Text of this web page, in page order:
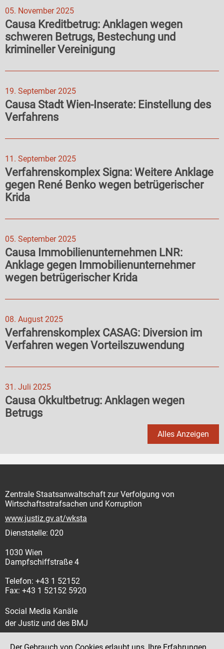
05. November 2025
Causa Kreditbetrug: Anklagen wegen
schweren Betrugs, Bestechung und
krimineller Vereinigung
19. September 2025
Causa Stadt Wien-Inserate: Einstellung des
Verfahrens
11. September 2025
Verfahrenskomplex Signa: Weitere Anklage
gegen René Benko wegen betrügerischer
Krida
05. September 2025
Causa Immobilienunternehmen LNR:
Anklage gegen Immobilienunternehmer
wegen betrügerischer Krida
08. August 2025
Verfahrenskomplex CASAG: Diversion im
Verfahren wegen Vorteilszuwendung
31. Juli 2025
Causa Okkultbetrug: Anklagen wegen
Betrugs
Alles Anzeigen
Zentrale Staatsanwaltschaft zur Verfolgung von
Wirtschaftsstrafsachen und Korruption
www.justiz.gv.at/wksta
Dienststelle: 020
1030 Wien
Dampfschiffstraße 4
Telefon: +43 1 52152
Fax: +43 1 52152 5920
Social Media Kanäle
der Justiz und des BMJ